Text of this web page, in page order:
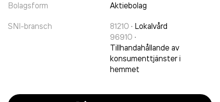
Bolagsform Aktiebolag
SNI-bransch 81210 · Lokalvård
96910 ·
Tillhandahållande av
konsumenttjänster i
hemmet